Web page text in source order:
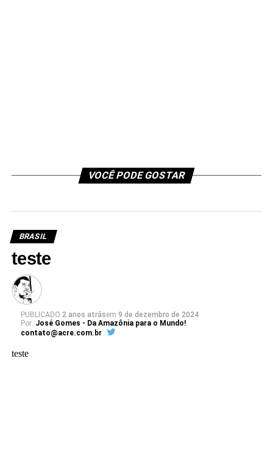
VOCÊ PODE GOSTAR
BRASIL
teste
PUBLICADO 2 anos atrásem 9 de dezembro de 2024
Por: José Gomes - Da Amazônia para o Mundo!
contato@acre.com.br
teste